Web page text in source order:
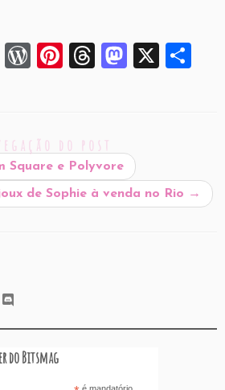
W W
P
re
ss
Pi
t
T
d
s
M
d
o
n
X
do post
Square e Polyvore
de Sophie à venda no Rio →
do Bitsmag